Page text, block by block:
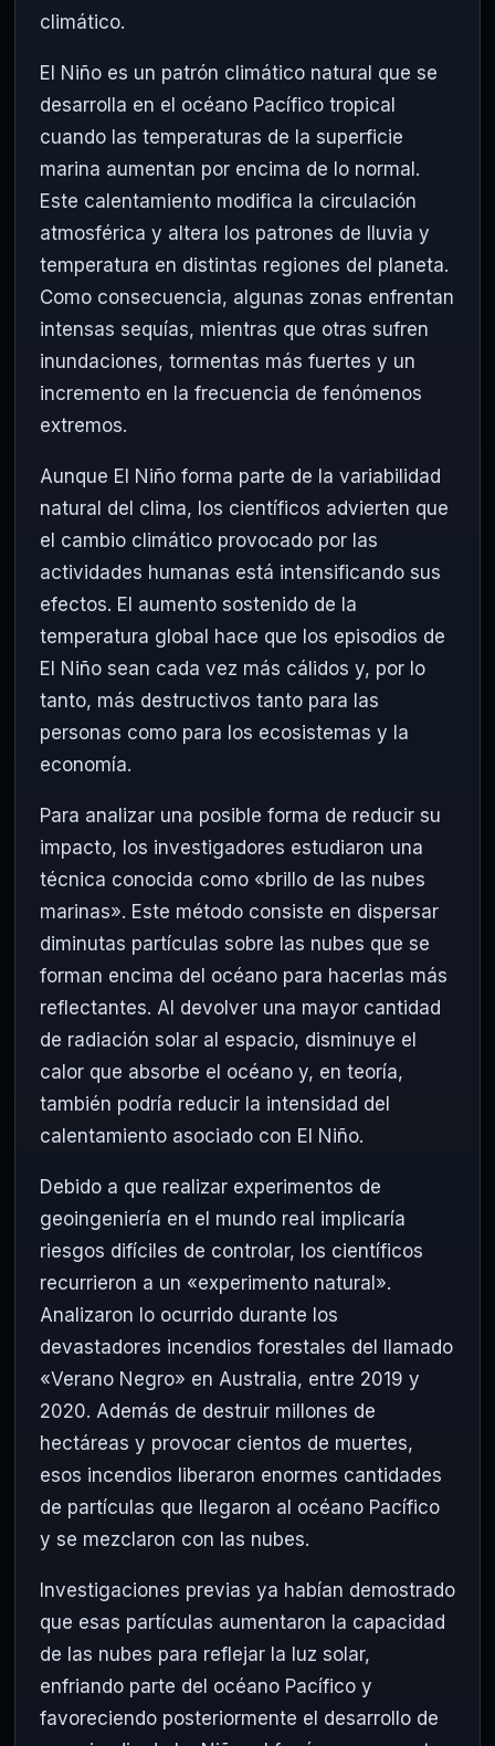
climático.
El Niño es un patrón climático natural que se
desarrolla en el océano Pacífico tropical
cuando las temperaturas de la superficie
marina aumentan por encima de lo normal.
Este calentamiento modifica la circulación
atmosférica y altera los patrones de lluvia y
temperatura en distintas regiones del planeta.
Como consecuencia, algunas zonas enfrentan
intensas sequías, mientras que otras sufren
inundaciones, tormentas más fuertes y un
incremento en la frecuencia de fenómenos
extremos.
Aunque El Niño forma parte de la variabilidad
natural del clima, los científicos advierten que
el cambio climático provocado por las
actividades humanas está intensificando sus
efectos. El aumento sostenido de la
temperatura global hace que los episodios de
El Niño sean cada vez más cálidos y, por lo
tanto, más destructivos tanto para las
personas como para los ecosistemas y la
economía.
Para analizar una posible forma de reducir su
impacto, los investigadores estudiaron una
técnica conocida como «brillo de las nubes
marinas». Este método consiste en dispersar
diminutas partículas sobre las nubes que se
forman encima del océano para hacerlas más
reflectantes. Al devolver una mayor cantidad
de radiación solar al espacio, disminuye el
calor que absorbe el océano y, en teoría,
también podría reducir la intensidad del
calentamiento asociado con El Niño.
Debido a que realizar experimentos de
geoingeniería en el mundo real implicaría
riesgos difíciles de controlar, los científicos
recurrieron a un «experimento natural».
Analizaron lo ocurrido durante los
devastadores incendios forestales del llamado
«Verano Negro» en Australia, entre 2019 y
2020. Además de destruir millones de
hectáreas y provocar cientos de muertes,
esos incendios liberaron enormes cantidades
de partículas que llegaron al océano Pacífico
y se mezclaron con las nubes.
Investigaciones previas ya habían demostrado
que esas partículas aumentaron la capacidad
de las nubes para reflejar la luz solar,
enfriando parte del océano Pacífico y
favoreciendo posteriormente el desarrollo de